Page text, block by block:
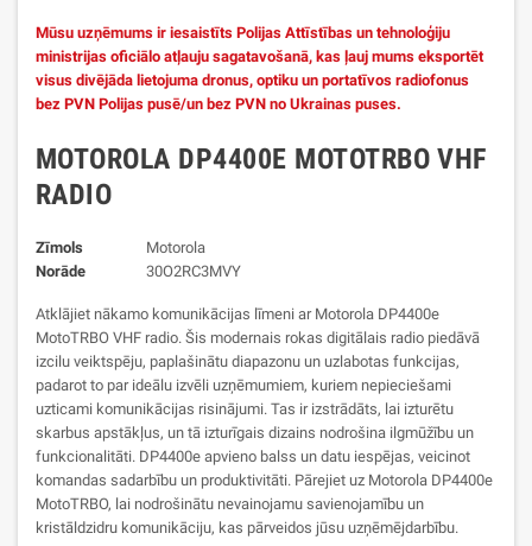
Mūsu uzņēmums ir iesaistīts Polijas Attīstības un tehnoloģiju
ministrijas oficiālo atļauju sagatavošanā, kas ļauj mums eksportēt
visus divējāda lietojuma dronus, optiku un portatīvos radiofonus
bez PVN Polijas pusē/un bez PVN no Ukrainas puses.
MOTOROLA DP4400E MOTOTRBO VHF
RADIO
Zīmols
Motorola
Norāde
30O2RC3MVY
Atklājiet nākamo komunikācijas līmeni ar Motorola DP4400e
MotoTRBO VHF radio. Šis modernais rokas digitālais radio piedāvā
izcilu veiktspēju, paplašinātu diapazonu un uzlabotas funkcijas,
padarot to par ideālu izvēli uzņēmumiem, kuriem nepieciešami
uzticami komunikācijas risinājumi. Tas ir izstrādāts, lai izturētu
skarbus apstākļus, un tā izturīgais dizains nodrošina ilgmūžību un
funkcionalitāti. DP4400e apvieno balss un datu iespējas, veicinot
komandas sadarbību un produktivitāti. Pārejiet uz Motorola DP4400e
MotoTRBO, lai nodrošinātu nevainojamu savienojamību un
kristāldzidru komunikāciju, kas pārveidos jūsu uzņēmējdarbību.